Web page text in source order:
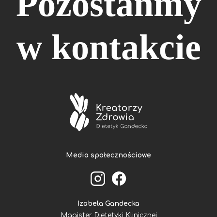
w kontakcie
Media społecznościowe
Izabela Gandecka
Magister Dietetyki Klinicznej